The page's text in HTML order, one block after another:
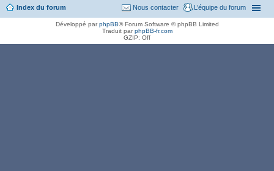
Index du forum L’équipe du forum
Nous contacter
Développé parphpBB® Forum Software © phpBB Limited
Traduit parphpBB-fr.com
GZIP: Off